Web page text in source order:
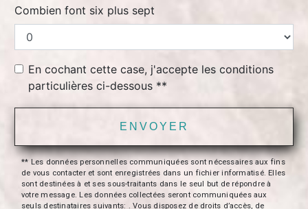
Combien font six plus sept
En cochant cette case, j'accepte les conditions
particulières ci-dessous **
ENVOYER
** Les données personnelles communiquées sont nécessaires aux fins
de vous contacter et sont enregistrées dans un fichier informatisé. Elles
sont destinées à et ses sous-traitants dans le seul but de répondre à
votre message. Les données collectées seront communiquées aux
seuls destinataires suivants: . Vous disposez de droits d’accès, de